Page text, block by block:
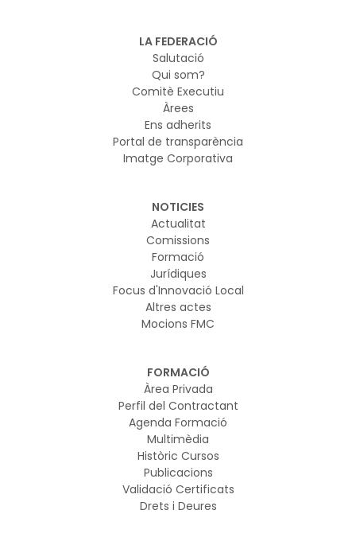
LA FEDERACIÓ
Salutació
Qui som?
Comitè Executiu
Àrees
Ens adherits
Portal de transparència
Imatge Corporativa
NOTICIES
Actualitat
Comissions
Formació
Jurídiques
Focus d'Innovació Local
Altres actes
Mocions FMC
FORMACIÓ
Àrea Privada
Perfil del Contractant
Agenda Formació
Multimèdia
Històric Cursos
Publicacions
Validació Certificats
Drets i Deures